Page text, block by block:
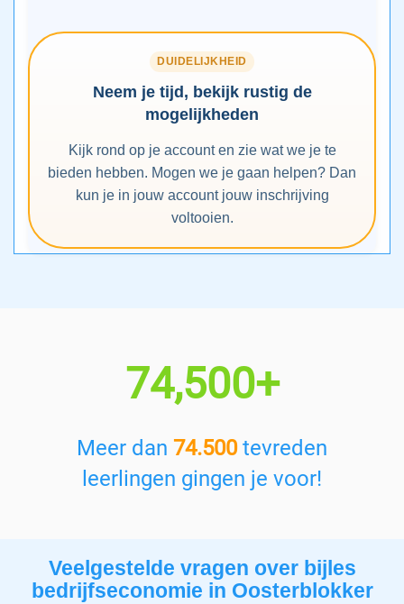
DUIDELIJKHEID
Neem je tijd, bekijk rustig de
mogelijkheden
Kijk rond op je account en zie wat we je te
bieden hebben. Mogen we je gaan helpen? Dan
kun je in jouw account jouw inschrijving
voltooien.
74,500+
Meer dan 74.500tevreden
leerlingen gingen je voor!
Veelgestelde vragen over bijles
bedrijfseconomie in Oosterblokker